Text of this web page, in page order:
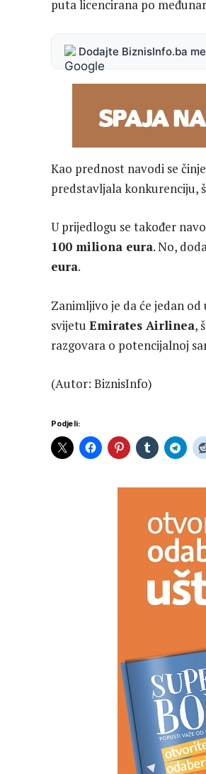
puta licencirana po
Dodajte BiznisInfo.ba
Kao prednost navodi se
predstavljala konkurenciju,
U prijedlogu se također
100 miliona eura. No,
eura.
Zanimljivo je da će jedan
svijetu Emirates Airlinea,
razgovara o potencijalnoj
(Autor: BiznisInfo)
Podjeli: